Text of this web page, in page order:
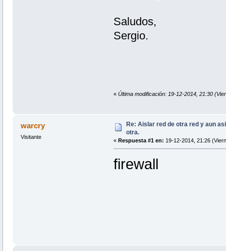
Saludos,
Sergio.
« Última modificación: 19-12-2014, 21:30
warcry
Visitante
Re: Aislar red de otra red y aun
otra.
« Respuesta #1 en: 19-12-2014, 21:26
firewall